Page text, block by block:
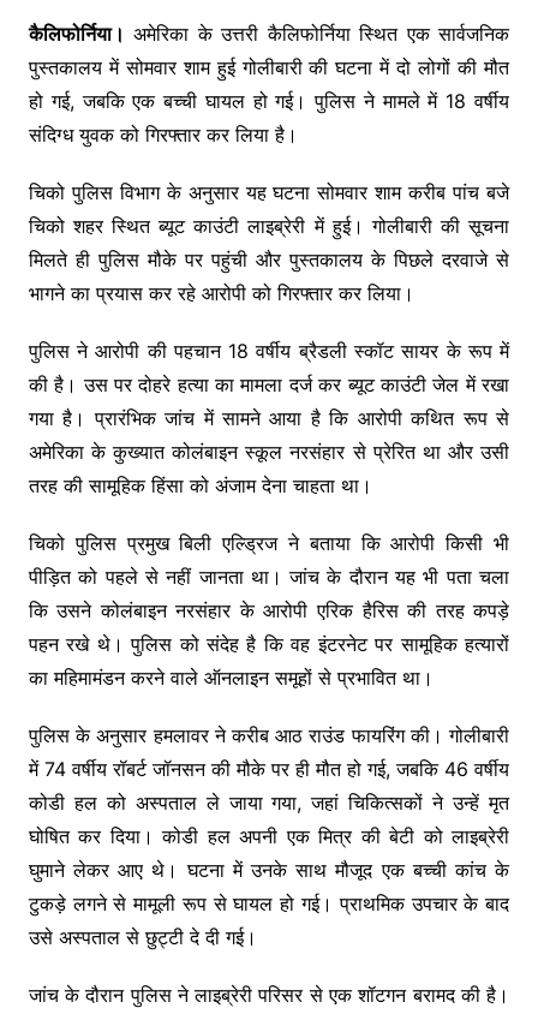
कैलिफोर्निया। अमेरिका के उत्तरी कैलिफोर्निया स्थित एक सार्वजनिक
पुस्तकालय में सोमवार शाम हुई गोलीबारी की घटना में दो लोगों की मौत
हो गई, जबकि एक बच्ची घायल हो गई। पुलिस ने मामले में 18 वर्षीय
संदिग्ध युवक को गिरफ्तार कर लिया है।
चिको पुलिस विभाग के अनुसार यह घटना सोमवार शाम करीब पांच बजे
चिको शहर स्थित ब्यूट काउंटी लाइब्रेरी में हुई। गोलीबारी की सूचना
मिलते ही पुलिस मौके पर पहुंची और पुस्तकालय के पिछले दरवाजे से
भागने का प्रयास कर रहे आरोपी को गिरफ्तार कर लिया।
पुलिस ने आरोपी की पहचान 18 वर्षीय ब्रैडली स्कॉट सायर के रूप में
की है। उस पर दोहरे हत्या का मामला दर्ज कर ब्यूट काउंटी जेल में रखा
गया है। प्रारंभिक जांच में सामने आया है कि आरोपी कथित रूप से
अमेरिका के कुख्यात कोलंबाइन स्कूल नरसंहार से प्रेरित था और उसी
तरह की सामूहिक हिंसा को अंजाम देना चाहता था।
चिको पुलिस प्रमुख बिली एल्ड्रिज ने बताया कि आरोपी किसी भी
पीड़ित को पहले से नहीं जानता था। जांच के दौरान यह भी पता चला
कि उसने कोलंबाइन नरसंहार के आरोपी एरिक हैरिस की तरह कपड़े
पहन रखे थे। पुलिस को संदेह है कि वह इंटरनेट पर सामूहिक हत्यारों
का महिमामंडन करने वाले ऑनलाइन समूहों से प्रभावित था।
पुलिस के अनुसार हमलावर ने करीब आठ राउंड फायरिंग की। गोलीबारी
में 74 वर्षीय रॉबर्ट जॉनसन की मौके पर ही मौत हो गई, जबकि 46 वर्षीय
कोडी हल को अस्पताल ले जाया गया, जहां चिकित्सकों ने उन्हें मृत
घोषित कर दिया। कोडी हल अपनी एक मित्र की बेटी को लाइब्रेरी
घुमाने लेकर आए थे। घटना में उनके साथ मौजूद एक बच्ची कांच के
टुकड़े लगने से मामूली रूप से घायल हो गई। प्राथमिक उपचार के बाद
उसे अस्पताल से छुट्टी दे दी गई।
जांच के दौरान पुलिस ने लाइब्रेरी परिसर से एक शॉटगन बरामद की है।